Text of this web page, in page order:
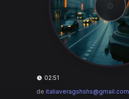
02:51
de italiaveragshshs@gmail.com